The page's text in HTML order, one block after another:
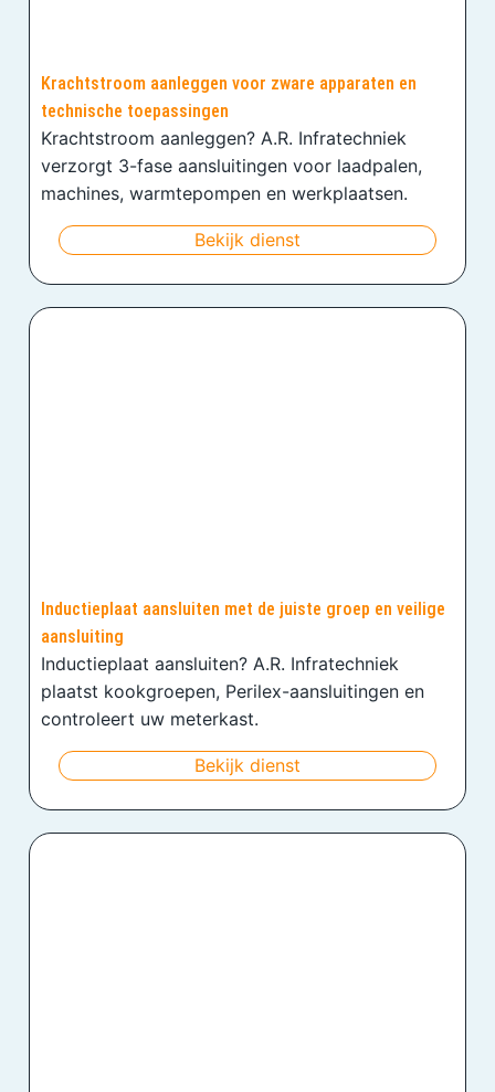
Krachtstroom aanleggen voor zware apparaten en
technische toepassingen
Krachtstroom aanleggen? A.R. Infratechniek
verzorgt 3-fase aansluitingen voor laadpalen,
machines, warmtepompen en werkplaatsen.
Bekijk dienst
Inductieplaat aansluiten met de juiste groep en veilige
aansluiting
Inductieplaat aansluiten? A.R. Infratechniek
plaatst kookgroepen, Perilex-aansluitingen en
controleert uw meterkast.
Bekijk dienst